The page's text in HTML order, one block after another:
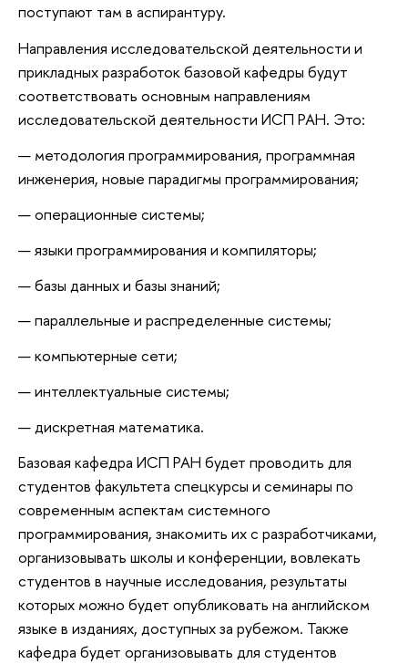
поступают там в аспирантуру.
Направления исследовательской деятельности и
прикладных разработок базовой кафедры будут
соответствовать основным направлениям
исследовательской деятельности ИСП РАН. Это:
методология программирования, программная
инженерия, новые парадигмы программирования;
операционные системы;
языки программирования и компиляторы;
базы данных и базы знаний;
параллельные и распределенные системы;
компьютерные сети;
интеллектуальные системы;
дискретная математика.
Базовая кафедра ИСП РАН будет проводить для
студентов факультета спецкурсы и семинары по
современным аспектам системного
программирования, знакомить их с разработчиками,
организовывать школы и конференции, вовлекать
студентов в научные исследования, результаты
которых можно будет опубликовать на английском
языке в изданиях, доступных за рубежом. Также
кафедра будет организовывать для студентов